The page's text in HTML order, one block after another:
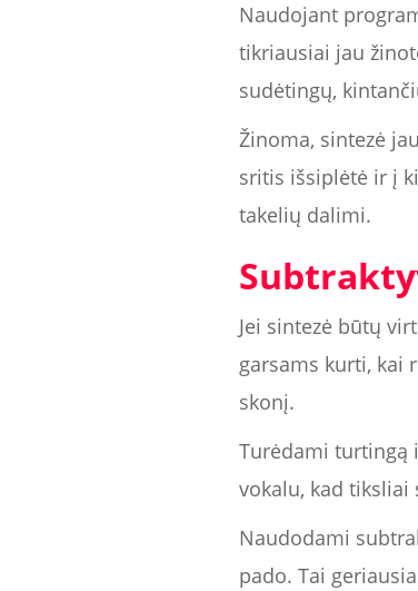
Naudojant
tikriausiai jau
sudėtingų,
Žinoma, sintezė
sritis išsiplėtė ir į
takelių dalimi.
Jei sintezė būtų
garsams kurti, kai
skonį.
Turėdami turtingą
vokalu, kad tiksliai
Naudodami
pado. Tai